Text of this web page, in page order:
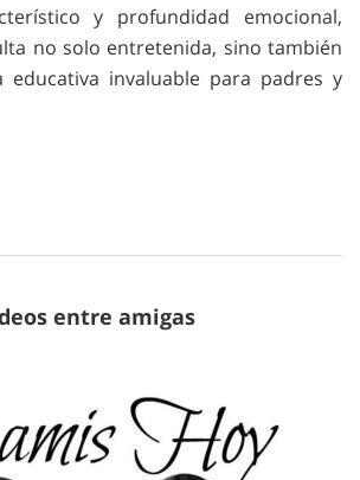
y profundidad emocional,
no solo entretenida, sino también
educativa invaluable para padres y
entre amigas